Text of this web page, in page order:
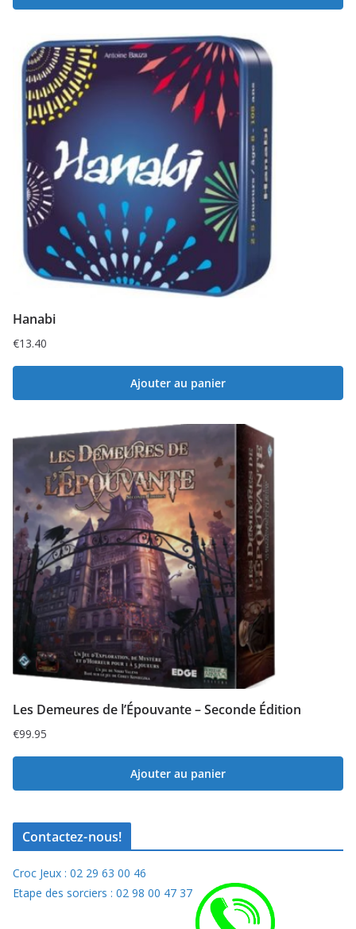
Hanabi
€13.40
Ajouter au panier
Les Demeures de l’Épouvante – Seconde Édition
€99.95
Ajouter au panier
Contactez-nous!
Croc Jeux : 02 29 63 00 46
Etape des sorciers : 02 98 00 47 37